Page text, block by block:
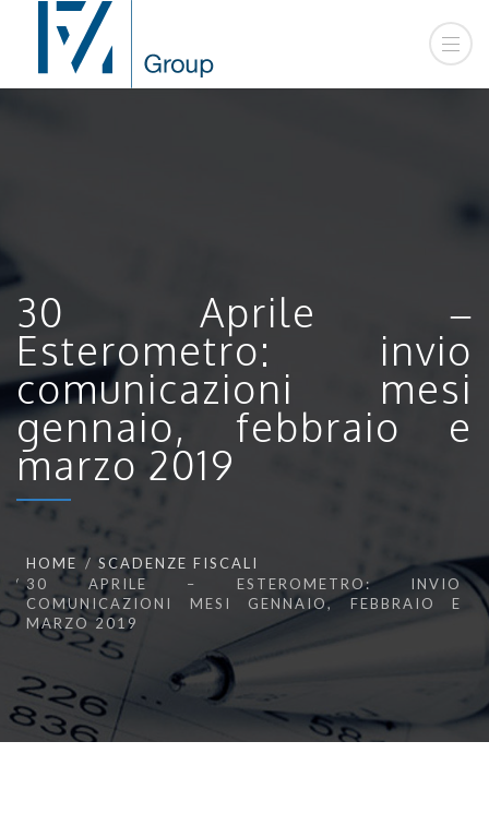
30 Aprile –
Esterometro: invio
comunicazioni mesi
gennaio, febbraio e
marzo 2019
HOME
SCADENZE FISCALI
30 APRILE – ESTEROMETRO: INVIO
COMUNICAZIONI MESI GENNAIO, FEBBRAIO E
MARZO 2019